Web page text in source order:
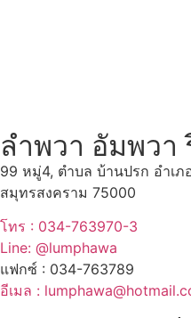
ลำพวา อัมพวา
99 หมู่4, ตำบล บ้านปรก อำเภ
สมุทรสงคราม 75000
โทร : 034-763970-3
Line: @lumphawa
แฟกซ์ : 034-763789
อีเมล :